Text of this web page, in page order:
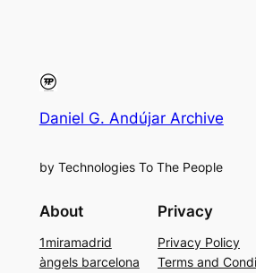
Daniel G. Andújar Archive
by Technologies To The People
About
1miramadrid
àngels barcelona
Privacy
Privacy Policy
Terms and